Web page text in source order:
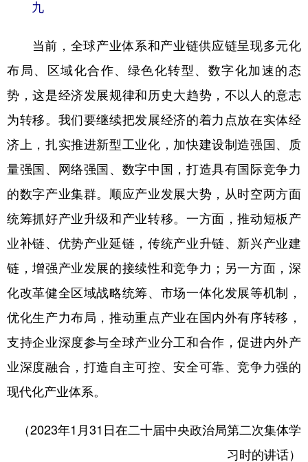
九
当前，全球产业体系和产业链供应链呈现多元化
布局、区域化合作、绿色化转型、数字化加速的态
势，这是经济发展规律和历史大趋势，不以人的意志
为转移。我们要继续把发展经济的着力点放在实体经
济上，扎实推进新型工业化，加快建设制造强国、质
量强国、网络强国、数字中国，打造具有国际竞争力
的数字产业集群。顺应产业发展大势，从时空两方面
统筹抓好产业升级和产业转移。一方面，推动短板产
业补链、优势产业延链，传统产业升链、新兴产业建
链，增强产业发展的接续性和竞争力；另一方面，深
化改革健全区域战略统筹、市场一体化发展等机制，
优化生产力布局，推动重点产业在国内外有序转移，
支持企业深度参与全球产业分工和合作，促进内外产
业深度融合，打造自主可控、安全可靠、竞争力强的
现代化产业体系。
（2023年1月31日在二十届中央政治局第二次集体学
习时的讲话）